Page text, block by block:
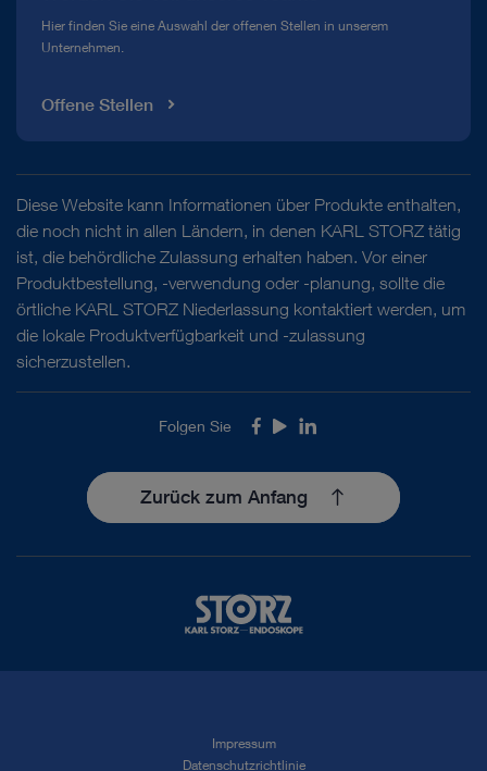
Hier finden Sie eine Auswahl der offenen Stellen in unserem
Unternehmen.
Offene Stellen
Diese Website kann Informationen über Produkte enthalten,
die noch nicht in allen Ländern, in denen KARL STORZ tätig
ist, die behördliche Zulassung erhalten haben. Vor einer
Produktbestellung, -verwendung oder -planung, sollte die
örtliche KARL STORZ Niederlassung kontaktiert werden, um
die lokale Produktverfügbarkeit und -zulassung
sicherzustellen.
Folgen Sie Facebook
YoutubeLinkedIn
Zurück zum Anfang
Impressum
Datenschutzrichtlinie